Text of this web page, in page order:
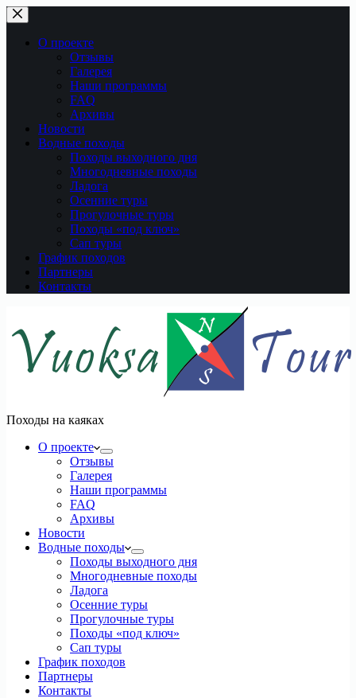
Перейти
к
сути
О проекте
Отзывы
Галерея
Наши программы
FAQ
Архивы
Новости
Водные походы
Походы выходного дня
Многодневные походы
Ладога
Осенние туры
Прогулочные туры
Походы «под ключ»
Сап туры
График походов
Партнеры
Контакты
Походы на каяках
О проекте
Отзывы
Галерея
Наши программы
FAQ
Архивы
Новости
Водные походы
Походы выходного дня
Многодневные походы
Ладога
Осенние туры
Прогулочные туры
Походы «под ключ»
Сап туры
График походов
Партнеры
Контакты